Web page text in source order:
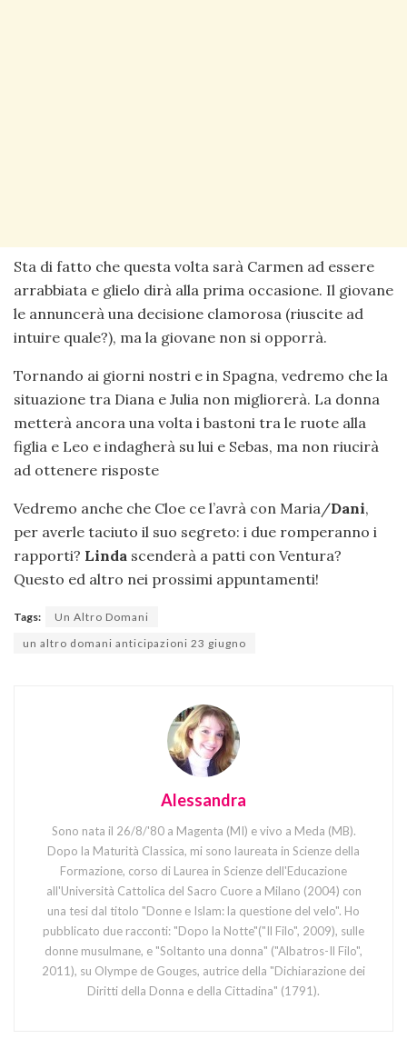
Sta di fatto che questa volta sarà Carmen ad essere
arrabbiata e glielo dirà alla prima occasione. Il giovane
le annuncerà una decisione clamorosa (riuscite ad
intuire quale?), ma la giovane non si opporrà.
Tornando ai giorni nostri e in Spagna, vedremo che la
situazione tra Diana e Julia non migliorerà. La donna
metterà ancora una volta i bastoni tra le ruote alla
figlia e Leo e indagherà su lui e Sebas, ma non riucirà
ad ottenere risposte
Vedremo anche che Cloe ce l’avrà con Maria/Dani,
per averle taciuto il suo segreto: i due romperanno i
rapporti? Linda scenderà a patti con Ventura?
Questo ed altro nei prossimi appuntamenti!
Tags:
Un Altro Domani
un altro domani anticipazioni 23 giugno
Alessandra
Sono nata il 26/8/'80 a Magenta (MI) e vivo a Meda (MB).
Dopo la Maturità Classica, mi sono laureata in Scienze della
Formazione, corso di Laurea in Scienze dell'Educazione
all'Università Cattolica del Sacro Cuore a Milano (2004) con
una tesi dal titolo "Donne e Islam: la questione del velo". Ho
pubblicato due racconti: "Dopo la Notte"("Il Filo", 2009), sulle
donne musulmane, e "Soltanto una donna" ("Albatros-Il Filo",
2011), su Olympe de Gouges, autrice della "Dichiarazione dei
Diritti della Donna e della Cittadina" (1791).